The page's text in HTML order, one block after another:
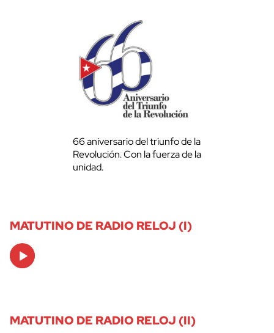
66 aniversario del triunfo de la
Revolución. Con la fuerza de la
unidad.
MATUTINO DE RADIO RELOJ (I)
Audio
Player
MATUTINO DE RADIO RELOJ (II)